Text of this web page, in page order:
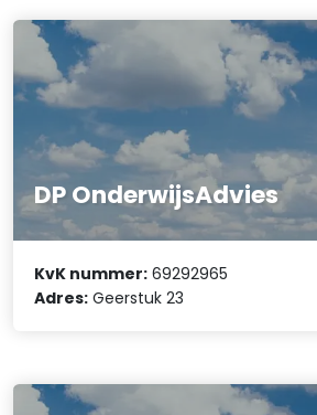
DP OnderwijsAdvies
KvK nummer: 69292965
Adres: Geerstuk 23